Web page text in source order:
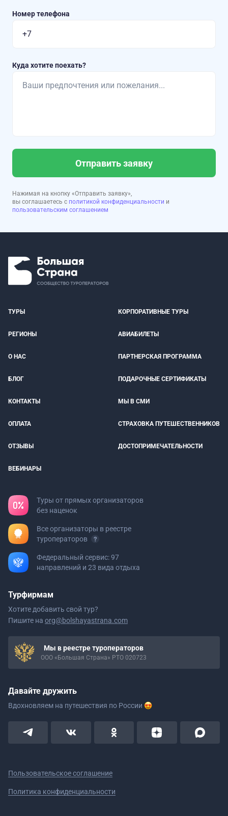
Номер телефона
Куда хотите поехать?
Отправить заявку
Нажимая на кнопку «Отправить заявку»,
вы соглашаетесь с политикой конфиденциальности и
пользовательским соглашением
ТУРЫ КОРПОРАТИВНЫЕ ТУРЫ
РЕГИОНЫ АВИАБИЛЕТЫ
О НАС ПАРТНЕРСКАЯ ПРОГРАММА
БЛОГ ПОДАРОЧНЫЕ СЕРТИФИКАТЫ
КОНТАКТЫ МЫ В СМИ
ОПЛАТА СТРАХОВКА ПУТЕШЕСТВЕННИКОВ
ОТЗЫВЫ ДОСТОПРИМЕЧАТЕЛЬНОСТИ
ВЕБИНАРЫ
Туры от прямых организаторов
без наценок
Все организаторы в реестре
туроператоров
Федеральный сервис: 97
направлений и 23 вида отдыха
Турфирмам
Хотите добавить свой тур?
Пишите на org@bolshayastrana.com
Мы в реестре туроператоров
ООО «Большая Страна» РТО 020723
Давайте дружить
Вдохновляем на путешествия по России
Пользовательское соглашение
Политика конфиденциальности